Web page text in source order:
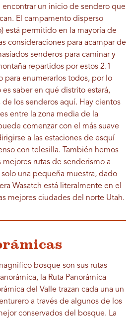
encontrar un inicio de sendero que
El campamento disperso
está permitido en la mayoría de
consideraciones para acampar de
senderos para caminar y
repartidos por estos 2.1
para enumerarlos todos, por lo
saber en qué distrito estará,
de los senderos aquí. Hay cientos
entre la zona media de la
comenzar con el más suave
a las estaciones de esquí
con telesilla. También hemos
rutas de senderismo a
una pequeña muestra, dado
Wasatch está literalmente en el
mejores ciudades del norte Utah.
bosque son sus rutas
la Ruta Panorámica
del Valle trazan cada una un
a través de algunos de los
conservados del bosque. La